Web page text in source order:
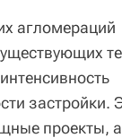
агломераций
застройки.
проекты,